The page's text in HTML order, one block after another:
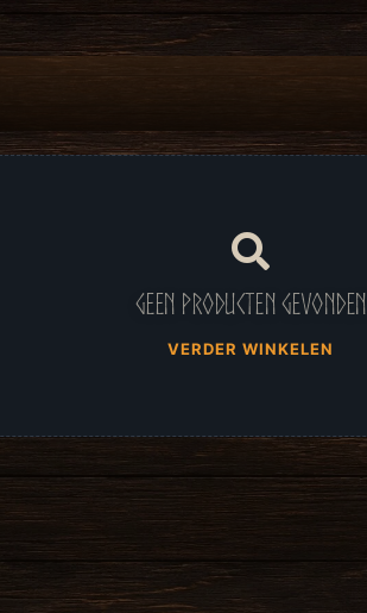
Geen producten gevonden
VERDER WINKELEN